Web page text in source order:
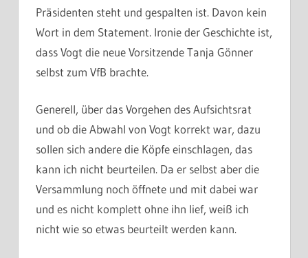
Präsidenten steht und gespalten ist. Davon kein
Wort in dem Statement. Ironie der Geschichte ist,
dass Vogt die neue Vorsitzende Tanja Gönner
selbst zum VfB brachte.
Generell, über das Vorgehen des Aufsichtsrat
und ob die Abwahl von Vogt korrekt war, dazu
sollen sich andere die Köpfe einschlagen, das
kann ich nicht beurteilen. Da er selbst aber die
Versammlung noch öffnete und mit dabei war
und es nicht komplett ohne ihn lief, weiß ich
nicht wie so etwas beurteilt werden kann.